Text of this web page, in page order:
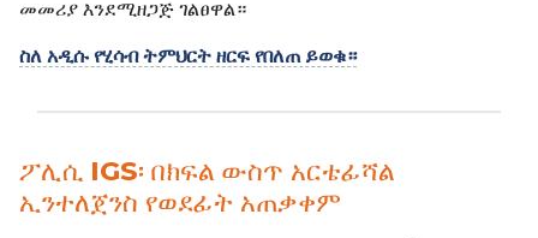
መመሪያ እንደሚዘጋጅ ገልፀዋል።
ስለ አዲሱ የሂሳብ ትምህርት ዘርፍ የበለጠ ይወቁ።
ፖሊሲ IGS፡ በክፍል ውስጥ አርቴፊሻል
ኢንተለጀንስ የወደፊት አጠቃቀም